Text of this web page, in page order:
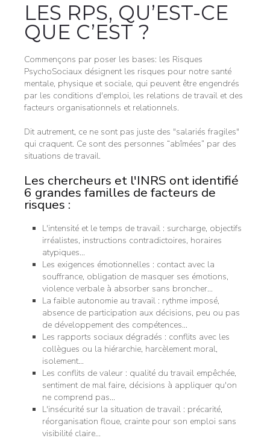
LES RPS, QU’EST-CE
QUE C’EST ?
Commençons par poser les bases: les Risques
PsychoSociaux désignent les risques pour notre santé
mentale, physique et sociale, qui peuvent être engendrés
par les conditions d'emploi, les relations de travail et des
facteurs organisationnels et relationnels.
Dit autrement, ce ne sont pas juste des "salariés fragiles"
qui craquent. Ce sont des personnes “abîmées” par des
situations de travail.
Les chercheurs et l'INRS ont identifié
6 grandes familles de facteurs de
risques :
L'intensité et le temps de travail : surcharge, objectifs
irréalistes, instructions contradictoires, horaires
atypiques…
Les exigences émotionnelles : contact avec la
souffrance, obligation de masquer ses émotions,
violence verbale à absorber sans broncher…
La faible autonomie au travail : rythme imposé,
absence de participation aux décisions, peu ou pas
de développement des compétences…
Les rapports sociaux dégradés : conflits avec les
collègues ou la hiérarchie, harcèlement moral,
isolement…
Les conflits de valeur : qualité du travail empêchée,
sentiment de mal faire, décisions à appliquer qu'on
ne comprend pas…
L'insécurité sur la situation de travail : précarité,
réorganisation floue, crainte pour son emploi sans
visibilité claire…